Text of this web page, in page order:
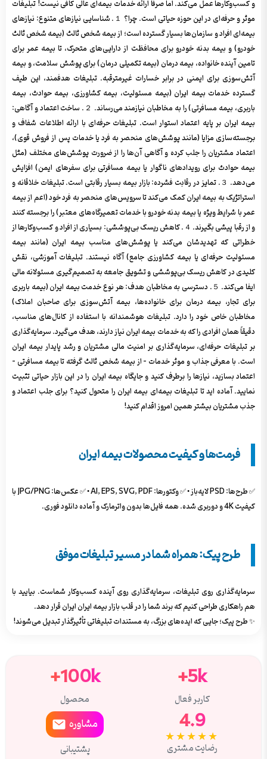
و کسب‌وکارها عمل می‌کند. اما صرفاً ارائه خدمات بیمه‌ای عالی کافی نیست! تبلیغات
موثر و حرفه‌ای در این حوزه حیاتی است. چرا؟ １. شناسایی نیازهای متنوع: نیازهای
بیمه‌ای افراد و سازمان‌ها بسیار گسترده است؛ از بیمه شخص ثالث (بیمه شخص ثالث
خودرو) و بیمه بدنه خودرو برای محافظت از دارایی‌های متحرک، تا بیمه عمر برای
تامین آینده خانواده، بیمه درمان (بیمه تکمیلی درمان) برای پوشش سلامت، و بیمه
آتش‌سوزی برای ایمنی در برابر خسارات غیرمترقبه. تبلیغات هدفمند، این طیف
گسترده خدمات بیمه ایران (بیمه مسئولیت، بیمه کشاورزی، بیمه حوادث، بیمه
باربری، بیمه مسافرتی) را به مخاطبان نیازمند می‌رساند. ２. ساخت اعتماد و آگاهی:
بیمه ایران بر پایه اعتماد استوار است. تبلیغات حرفه‌ای با ارائه اطلاعات شفاف و
برجسته‌سازی مزایا (مانند پوشش‌های منحصر به فرد یا خدمات پس از فروش قوی)،
اعتماد مشتریان را جلب کرده و آگاهی آن‌ها را از ضرورت پوشش‌های مختلف (مثل
بیمه حوادث برای رویدادهای ناگوار یا بیمه مسافرتی برای سفرهای ایمن) افزایش
می‌دهد. ３. تمایز در رقابت فشرده: بازار بیمه بسیار رقابتی است. تبلیغات خلاقانه و
استراتژیک به بیمه ایران کمک می‌کند تا سرویس‌های منحصر به فرد خود (اعم از بیمه
عمر با شرایط ویژه یا بیمه بدنه خودرو با خدمات تعمیرگاه‌های معتبر) را برجسته کنند
و از رقبا پیشی بگیرند. ４. کاهش ریسک بی‌پوششی: بسیاری از افراد و کسب‌وکارها از
خطراتی که تهدیدشان می‌کند یا پوشش‌های مناسب بیمه ایران (مانند بیمه
مسئولیت حرفه‌ای یا بیمه کشاورزی جامع) آگاه نیستند. تبلیغات آموزشی، نقش
کلیدی در کاهش ریسک بی‌پوششی و تشویق جامعه به تصمیم‌گیری مسئولانه مالی
ایفا می‌کند. ５. دسترسی به مخاطبان هدف: هر نوع خدمت بیمه ایران (بیمه باربری
برای تجار، بیمه درمان برای خانواده‌ها، بیمه آتش‌سوزی برای صاحبان املاک)
مخاطبان خاص خود را دارد. تبلیغات هوشمندانه با استفاده از کانال‌های مناسب،
دقیقاً همان افرادی را که به خدمات بیمه ایران نیاز دارند، هدف می‌گیرد. سرمایه‌گذاری
بر تبلیغات حرفه‌ای، سرمایه‌گذاری بر امنیت مالی مشتریان و رشد پایدار بیمه ایران
است. با معرفی جذاب و موثر خدمات - از بیمه شخص ثالث گرفته تا بیمه مسافرتی -
اعتماد بسازید، نیازها را برطرف کنید و جایگاه بیمه ایران را در این بازار حیاتی تثبیت
نمایید. آماده اید تا تبلیغات بیمه‌ای بیمه ایران را متحول کنید؟ برای جلب اعتماد و
جذب مشتریان بیشتر همین امروز اقدام کنید!
فرمت‌ها و کیفیت محصولات بیمه ایران
✅ طرح‌ها: PSD لایه‌باز • ✅ وکتورها: AI, EPS, SVG, PDF • ✅ عکس‌ها: JPG/PNG با
کیفیت 4K و دوربری شده. همه فایل‌ها بدون واترمارک و آماده دانلود فوری.
طرح پیک: همراه شما در مسیر تبلیغات موفق
سرمایه‌گذاری روی تبلیغات، سرمایه‌گذاری روی آینده کسب‌وکار شماست. بیایید با
هم راهکاری طراحی کنیم که برند شما را در قلب بازار بیمه ایران ایران قرار دهد.
✨ طرح پیک؛ جایی که ایده‌های بزرگ، به مستندات تبلیغاتی تأثیرگذار تبدیل می‌شوند!
5k+
کاربر فعال
100k+
محصول
4.9
★★★★★
رضایت مشتری
مشاوره
پشتیبانی